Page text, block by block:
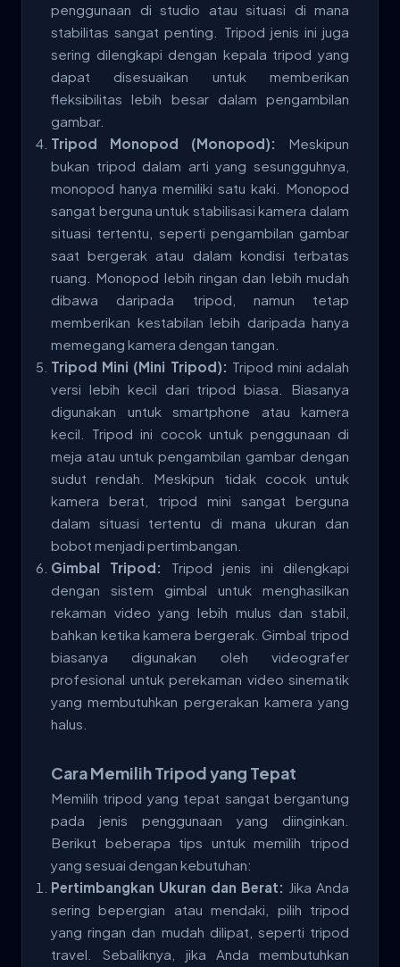
penggunaan di studio atau situasi di mana
stabilitas sangat penting. Tripod jenis ini juga
sering dilengkapi dengan kepala tripod yang
dapat disesuaikan untuk memberikan
fleksibilitas lebih besar dalam pengambilan
gambar.
Tripod Monopod (Monopod):
Meskipun
bukan tripod dalam arti yang sesungguhnya,
monopod hanya memiliki satu kaki. Monopod
sangat berguna untuk stabilisasi kamera dalam
situasi tertentu, seperti pengambilan gambar
saat bergerak atau dalam kondisi terbatas
ruang. Monopod lebih ringan dan lebih mudah
dibawa daripada tripod, namun tetap
memberikan kestabilan lebih daripada hanya
memegang kamera dengan tangan.
Tripod Mini (Mini Tripod): Tripod mini adalah
versi lebih kecil dari tripod biasa. Biasanya
digunakan untuk smartphone atau kamera
kecil. Tripod ini cocok untuk penggunaan di
meja atau untuk pengambilan gambar dengan
sudut rendah. Meskipun tidak cocok untuk
kamera berat, tripod mini sangat berguna
dalam situasi tertentu di mana ukuran dan
bobot menjadi pertimbangan.
Gimbal Tripod:
Tripod jenis ini dilengkapi
dengan sistem gimbal untuk menghasilkan
rekaman video yang lebih mulus dan stabil,
bahkan ketika kamera bergerak. Gimbal tripod
biasanya digunakan oleh videografer
profesional untuk perekaman video sinematik
yang membutuhkan pergerakan kamera yang
halus.
Cara Memilih Tripod yang Tepat
Memilih tripod yang tepat sangat bergantung
pada jenis penggunaan yang diinginkan.
Berikut beberapa tips untuk memilih tripod
yang sesuai dengan kebutuhan:
Pertimbangkan Ukuran dan Berat: Jika Anda
sering bepergian atau mendaki, pilih tripod
yang ringan dan mudah dilipat, seperti tripod
travel. Sebaliknya, jika Anda membutuhkan